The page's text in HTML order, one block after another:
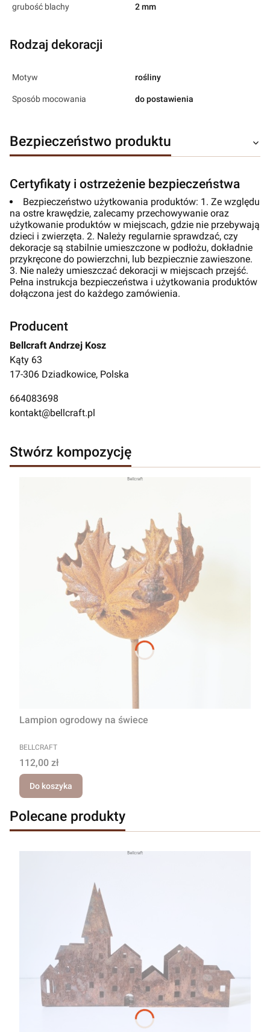
grubość blachy 2 mm
Rodzaj dekoracji
Motyw rośliny
Sposób mocowania do postawienia
Bezpieczeństwo produktu
Certyfikaty i ostrzeżenie bezpieczeństwa
Bezpieczeństwo użytkowania produktów: 1. Ze względu
na ostre krawędzie, zalecamy przechowywanie oraz
użytkowanie produktów w miejscach, gdzie nie przebywają
dzieci i zwierzęta. 2. Należy regularnie sprawdzać, czy
dekoracje są stabilnie umieszczone w podłożu, dokładnie
przykręcone do powierzchni, lub bezpiecznie zawieszone.
3. Nie należy umieszczać dekoracji w miejscach przejść.
Pełna instrukcja bezpieczeństwa i użytkowania produktów
dołączona jest do każdego zamówienia.
Producent
Bellcraft Andrzej Kosz
Kąty 63
17-306 Dziadkowice, Polska
664083698
kontakt@bellcraft.pl
Stwórz kompozycję
Lampion ogrodowy na świece
PRODUCENT
BELLCRAFT
Cena
112,00 zł
Do koszyka
Polecane produkty